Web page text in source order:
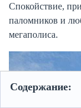
Содержание:
Спокойствие,
паломников и
мегаполиса.